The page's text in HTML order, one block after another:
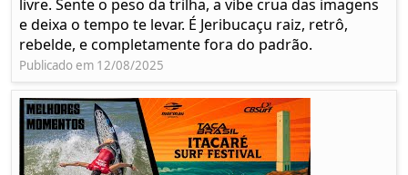
livre. Sente o peso da trilha, a vibe crua das imagens
e deixa o tempo te levar. É Jeribucaçu raiz, retrô,
rebelde, e completamente fora do padrão.
Publicado em 12/08/2025